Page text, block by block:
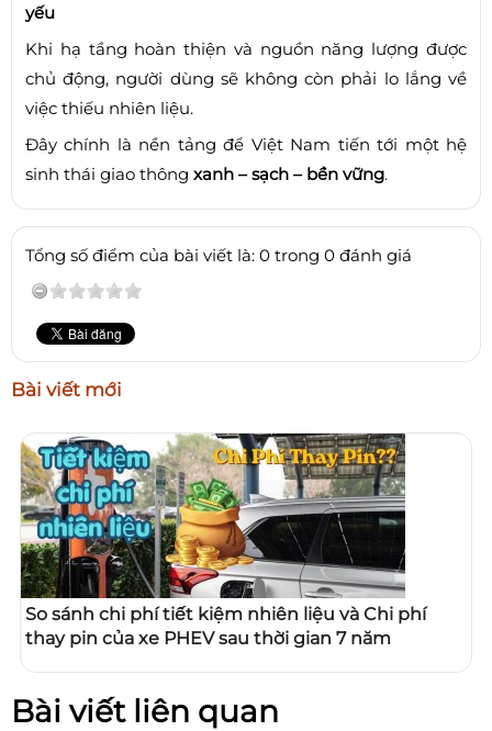
yếu
Khi hạ tầng hoàn thiện và nguồn năng lượng được
chủ động, người dùng sẽ không còn phải lo lắng về
việc thiếu nhiên liệu.
Đây chính là nền tảng để Việt Nam tiến tới một hệ
sinh thái giao thông xanh – sạch – bền vững.
Tổng số điểm của bài viết là: 0 trong 0 đánh giá
Bài viết mới
So sánh chi phí tiết kiệm nhiên liệu và Chi phí
thay pin của xe PHEV sau thời gian 7 năm
Bài viết liên quan